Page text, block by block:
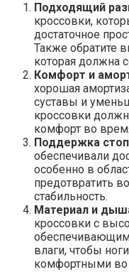
Подходящий
кроссовки,
достаточное
Также обратите
которая должна
Комфорт и
хорошая
суставы и
кроссовки
комфорт во
Поддержка
обеспечивали
особенно в
предотвратить
стабильность.
Материал и
кроссовки с
влаги, чтобы
комфортными во